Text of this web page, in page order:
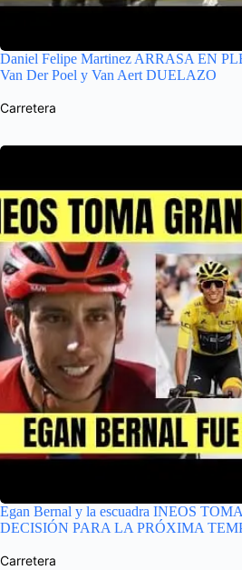
Daniel Felipe Martinez ARRASA EN
Van Der Poel y Van Aert DUELAZO
Carretera
Egan Bernal y la escuadra INEOS
DECISIÓN PARA LA PRÓXIMA
Carretera